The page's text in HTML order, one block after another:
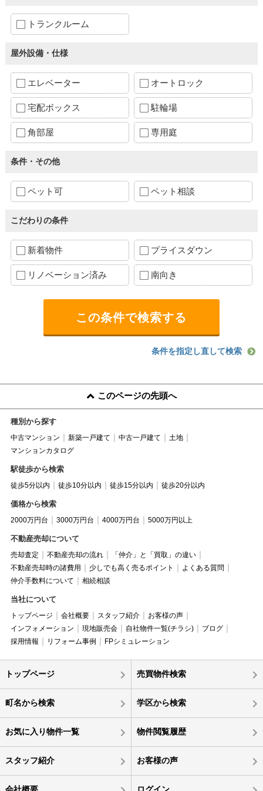
トランクルーム
屋外設備・仕様
エレベーター オートロック
宅配ボックス 駐輪場
角部屋 専用庭
条件・その他
ペット可 ペット相談
こだわりの条件
新着物件 プライスダウン
リノベーション済み 南向き
条件を指定し直して検索
このページの先頭へ
種別から探す
中古マンション 新築一戸建て 中古一戸建て
土地
マンションカタログ
駅徒歩から検索
徒歩5分以内 徒歩10分以内 徒歩15分以内 徒歩20分以内
価格から検索
2000万円台 3000万円台 4000万円台 5000万円以上
不動産売却について
売却査定 不動産売却の流れ
「仲介」と「買取」の違い
不動産売却時の諸費用
少しでも高く売るポイント
よくある質問
仲介手数料について
相続相談
当社について
トップページ 会社概要 スタッフ紹介
お客様の声
インフォメーション
現地販売会 自社物件一覧(チラシ)
ブログ
採用情報
リフォーム事例 FPシミュレーション
トップページ 売買物件検索
町名から検索 学区から検索
お気に入り物件一覧 物件閲覧履歴
スタッフ紹介 お客様の声